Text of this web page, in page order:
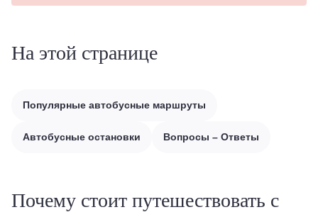
На этой странице
Популярные автобусные маршруты
Автобусные остановки Вопросы – Ответы
Почему стоит путешествовать с